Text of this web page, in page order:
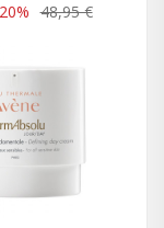
48,95 €